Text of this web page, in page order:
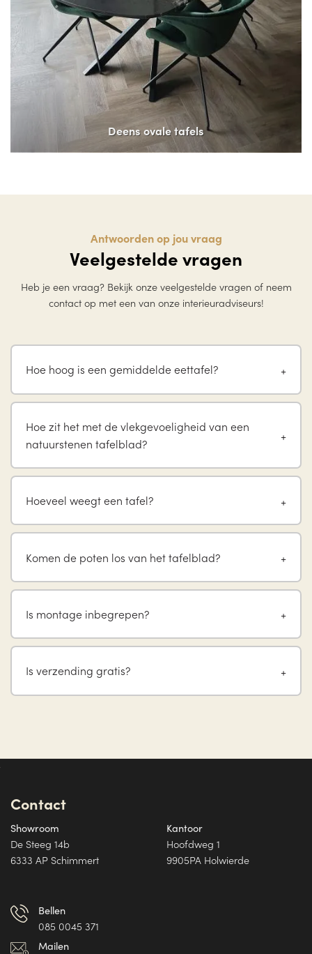
Deens ovale tafels
Antwoorden op jou vraag
Veelgestelde vragen
Heb je een vraag? Bekijk onze veelgestelde vragen of neem
contact op met een van onze interieuradviseurs!
Hoe hoog is een gemiddelde eettafel?
Hoe zit het met de vlekgevoeligheid van een
natuurstenen tafelblad?
Hoeveel weegt een tafel?
Komen de poten los van het tafelblad?
Is montage inbegrepen?
Is verzending gratis?
Contact
Showroom
De Steeg 14b
6333 AP Schimmert
Kantoor
Hoofdweg 1
9905PA Holwierde
Bellen
085 0045 371
Mailen